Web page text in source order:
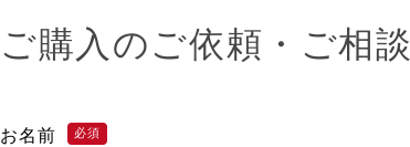
ご購入のご依頼・ご相談
お名前 必須